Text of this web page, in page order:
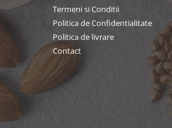
Termeni si Conditii
Politica de Confidentialitate
Politica de livrare
Contact